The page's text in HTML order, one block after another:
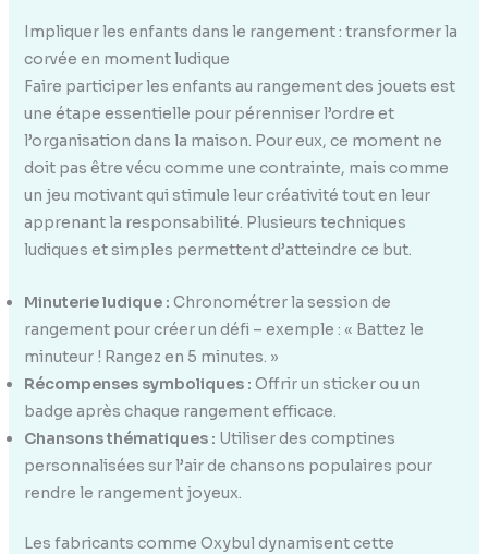
Impliquer les enfants dans le rangement : transformer la
corvée en moment ludique
Faire participer les enfants au rangement des jouets est
une étape essentielle pour pérenniser l’ordre et
l’organisation dans la maison. Pour eux, ce moment ne
doit pas être vécu comme une contrainte, mais comme
un jeu motivant qui stimule leur créativité tout en leur
apprenant la responsabilité. Plusieurs techniques
ludiques et simples permettent d’atteindre ce but.
Minuterie ludique : Chronométrer la session de
rangement pour créer un défi – exemple : « Battez le
minuteur ! Rangez en 5 minutes. »
Récompenses symboliques : Offrir un sticker ou un
badge après chaque rangement efficace.
Chansons thématiques : Utiliser des comptines
personnalisées sur l’air de chansons populaires pour
rendre le rangement joyeux.
Les fabricants comme Oxybul dynamisent cette